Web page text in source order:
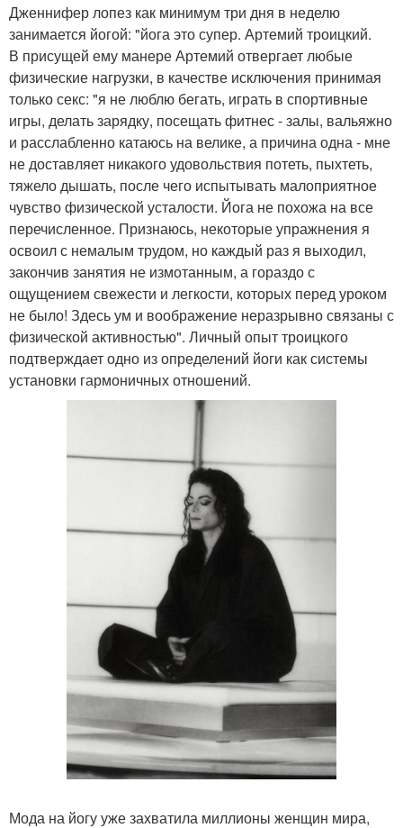
Дженнифер лопез как минимум три дня в неделю
занимается йогой: "йога это супер. Артемий троицкий.
В присущей ему манере Артемий отвергает любые
физические нагрузки, в качестве исключения принимая
только секс: "я не люблю бегать, играть в спортивные
игры, делать зарядку, посещать фитнес - залы, вальяжно
и расслабленно катаюсь на велике, а причина одна - мне
не доставляет никакого удовольствия потеть, пыхтеть,
тяжело дышать, после чего испытывать малоприятное
чувство физической усталости. Йога не похожа на все
перечисленное. Признаюсь, некоторые упражнения я
освоил с немалым трудом, но каждый раз я выходил,
закончив занятия не измотанным, а гораздо с
ощущением свежести и легкости, которых перед уроком
не было! Здесь ум и воображение неразрывно связаны с
физической активностью". Личный опыт троицкого
подтверждает одно из определений йоги как системы
установки гармоничных отношений.
Мода на йогу уже захватила миллионы женщин мира,